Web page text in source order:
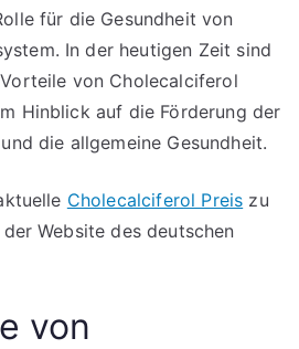
für die Gesundheit von
In der heutigen Zeit sind
von Cholecalciferol
Hinblick auf die Förderung der
die allgemeine Gesundheit.
Cholecalciferol Preis zu
Website des deutschen
von